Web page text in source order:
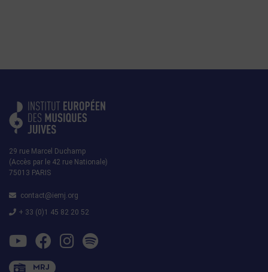
29 rue Marcel Duchamp
(Accès par le 42 rue Nationale)
75013 PARIS
contact@iemj.org
+ 33 (0)1 45 82 20 52
MRJ